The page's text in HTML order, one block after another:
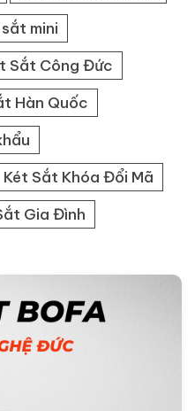
mini
Sắt Công Đức
Hàn Quốc
Két Sắt Khóa Đổi Mã
Gia Đình